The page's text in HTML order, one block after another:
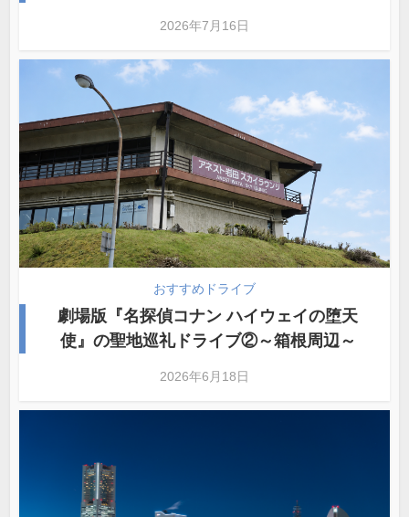
2026年7月16日
おすすめドライブ
劇場版『名探偵コナン ハイウェイの堕天
使』の聖地巡礼ドライブ②～箱根周辺～
2026年6月18日